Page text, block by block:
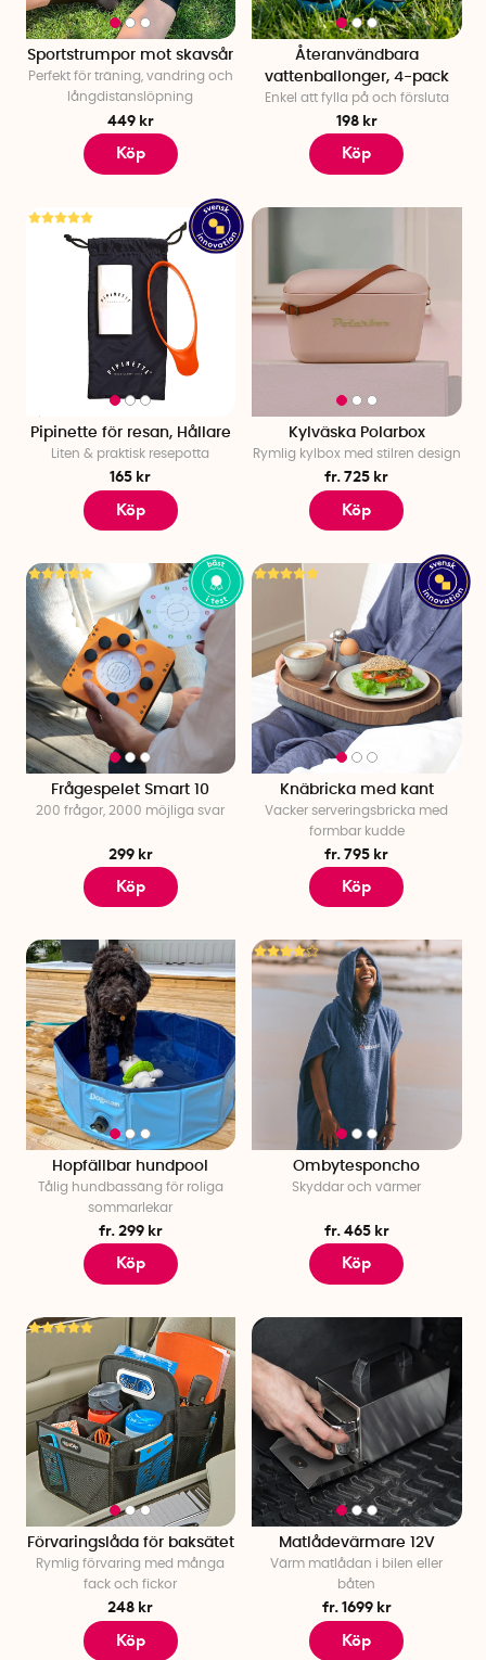
Sportstrumpor mot skavsår
Perfekt för träning, vandring och
långdistanslöpning
449 kr
Köp
Återanvändbara
vattenballonger, 4-pack
Enkel att fylla på och försluta
198 kr
Köp
Pipinette för resan, Hållare
Liten & praktisk resepotta
165 kr
Köp
Kylväska Polarbox
Rymlig kylbox med stilren design
fr. 725 kr
Köp
Frågespelet Smart 10
200 frågor, 2000 möjliga svar
299 kr
Köp
Knäbricka med kant
Vacker serveringsbricka med
formbar kudde
fr. 795 kr
Köp
Hopfällbar hundpool
Tålig hundbassäng för roliga
sommarlekar
fr. 299 kr
Köp
Ombytesponcho
Skyddar och värmer
fr. 465 kr
Köp
Förvaringslåda för baksätet
Rymlig förvaring med många
fack och fickor
248 kr
Köp
Matlådevärmare 12V
Värm matlådan i bilen eller
båten
fr. 1699 kr
Köp